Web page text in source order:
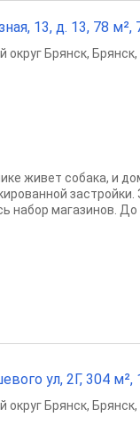
13, д. 13, 78 м²,
округ Брянск, Брянск,
живет собака, и
набор магазинов. До
ул, 2Г, 304 м²,
округ Брянск, Брянск,